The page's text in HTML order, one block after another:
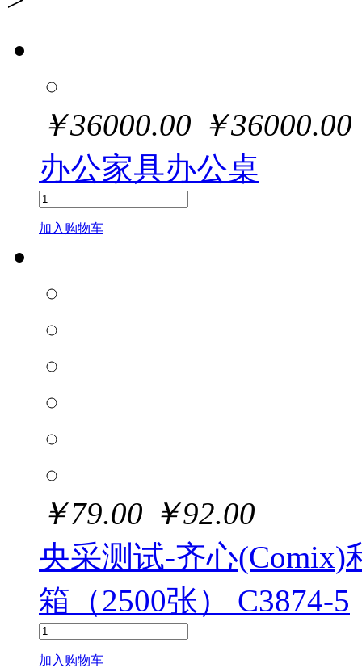
￥36000.00 ￥36000.00
办公家具办公桌
加入购物车
￥79.00 ￥92.00
央采测试-齐心(Comix)
箱（2500张） C3874-5
加入购物车